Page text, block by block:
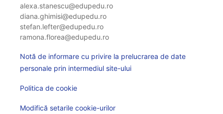
alexa.stanescu@edupedu.ro
diana.ghimisi@edupedu.ro
stefan.lefter@edupedu.ro
ramona.florea@edupedu.ro
Notă de informare cu privire la prelucrarea de date
personale prin intermediul site-ului
Politica de cookie
Modifică setarile cookie-urilor